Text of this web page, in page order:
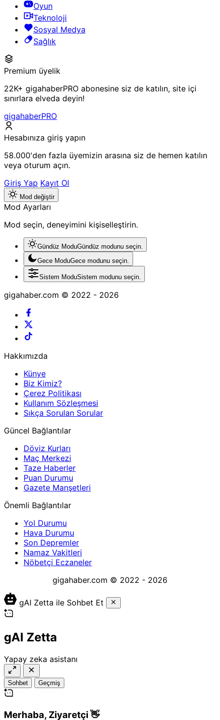
Oyun
Teknoloji
Sosyal Medya
Sağlık
Premium üyelik
22K+ gigahaberPRO abonesine siz de katılın, site içi
sınırlara elveda deyin!
gigahaberPRO
Hesabınıza giriş yapın
58.000'den fazla üyemizin arasına siz de hemen katılın
veya oturum açın.
Giriş Yap Kayıt Ol
Mod değiştir
Mod Ayarları
Mod seçin, deneyimini kişiselleştirin.
Gündüz ModuGündüz modunu seçin.
Gece ModuGece modunu seçin.
Sistem ModuSistem modunu seçin.
gigahaber.com © 2022 - 2026
Hakkımızda
Künye
Biz Kimiz?
Çerez Politikası
Kullanım Sözleşmesi
Sıkça Sorulan Sorular
Güncel Bağlantılar
Döviz Kurları
Maç Merkezi
Taze Haberler
Puan Durumu
Gazete Manşetleri
Önemli Bağlantılar
Yol Durumu
Hava Durumu
Son Depremler
Namaz Vakitleri
Nöbetçi Eczaneler
gigahaber.com © 2022 - 2026
gAI Zetta ile Sohbet Et
gAI Zetta
Yapay zeka asistanı
Sohbet Geçmiş
Merhaba, Ziyaretçi 👋